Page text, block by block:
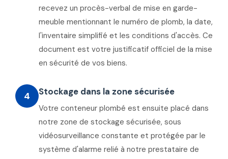
recevez un procès-verbal de mise en garde-
meuble mentionnant le numéro de plomb, la date,
l'inventaire simplifié et les conditions d'accès. Ce
document est votre justificatif officiel de la mise
en sécurité de vos biens.
4 Stockage dans la zone sécurisée
Votre conteneur plombé est ensuite placé dans
notre zone de stockage sécurisée, sous
vidéosurveillance constante et protégée par le
système d'alarme relié à notre prestataire de